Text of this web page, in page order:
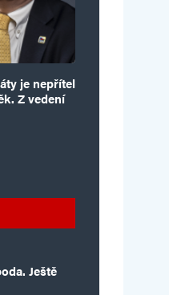
je nepřítel
Z vedení
Ještě